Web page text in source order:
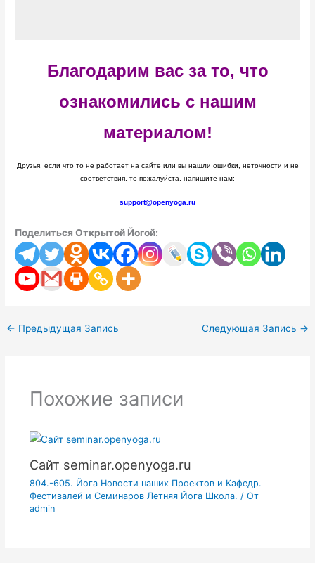
Благодарим вас за то, что
ознакомились с нашим
материалом!
Друзья, если что то не работает на сайте или вы нашли ошибки, неточности и не
соответствия, то пожалуйста, напишите нам:
support@openyoga.ru
Поделиться Открытой Йогой:
← Предыдущая Запись Следующая Запись →
Похожие записи
Сайт seminar.openyoga.ru
804.-605. Йога Новости наших Проектов и Кафедр.
Фестивалей и Семинаров Летняя Йога Школа. / От
admin